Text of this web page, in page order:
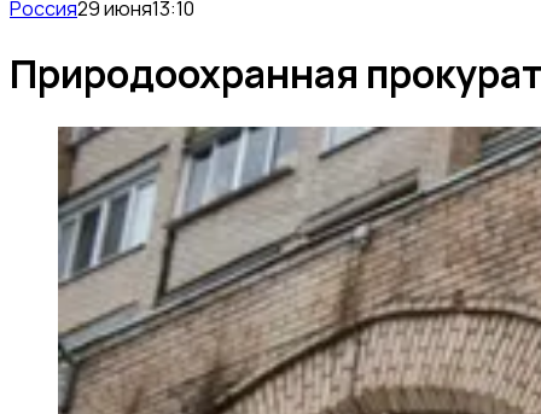
Россия29 июня13:10
Природоохранная